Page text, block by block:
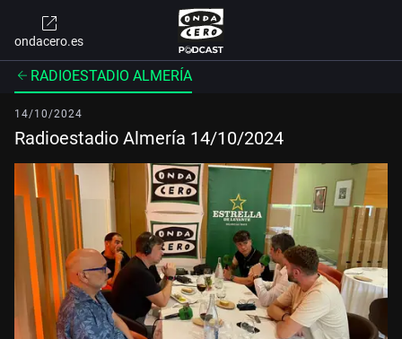
ondacero.es
RADIOESTADIO ALMERÍA
14/10/2024
Radioestadio Almería 14/10/2024